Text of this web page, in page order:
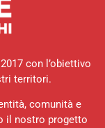
con l’obiettivo
territori.
comunità e
il nostro progetto